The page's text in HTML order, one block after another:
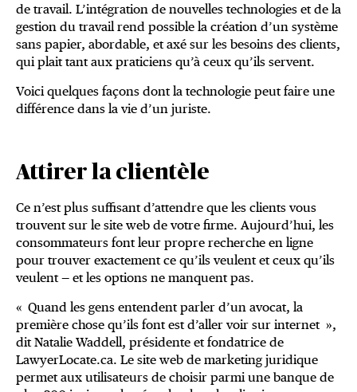
de travail. L’intégration de nouvelles technologies et de la
gestion du travail rend possible la création d’un système
sans papier, abordable, et axé sur les besoins des clients,
qui plait tant aux praticiens qu’à ceux qu’ils servent.
Voici quelques façons dont la technologie peut faire une
différence dans la vie d’un juriste.
Attirer la clientèle
Ce n’est plus suffisant d’attendre que les clients vous
trouvent sur le site web de votre firme. Aujourd’hui, les
consommateurs font leur propre recherche en ligne
pour trouver exactement ce qu’ils veulent et ceux qu’ils
veulent — et les options ne manquent pas.
« Quand les gens entendent parler d’un avocat, la
première chose qu’ils font est d’aller voir sur internet »,
dit Natalie Waddell, présidente et fondatrice de
LawyerLocate.ca. Le site web de marketing juridique
permet aux utilisateurs de choisir parmi une banque de